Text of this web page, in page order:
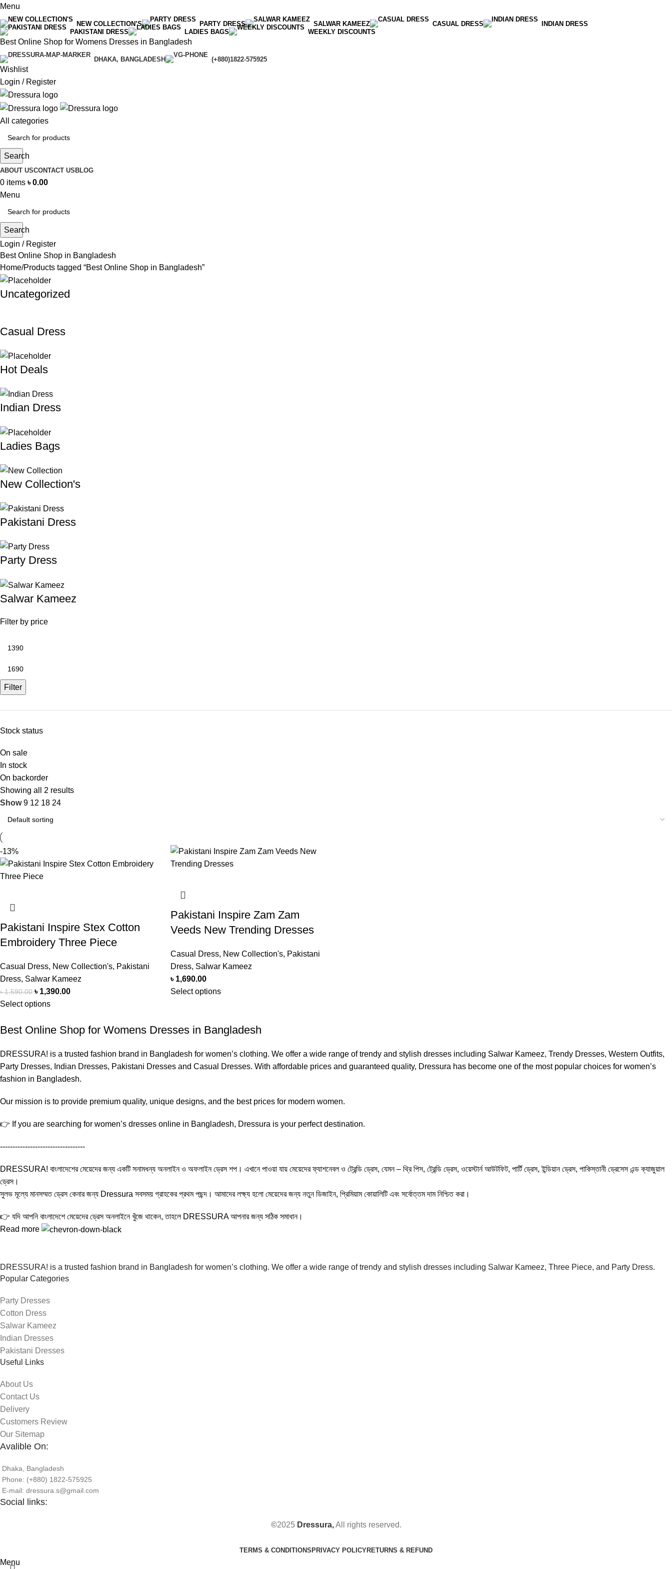
Menu
NEW COLLECTION’S PARTY DRESS SALWAR KAMEEZ CASUAL DRESS
INDIAN DRESS
PAKISTANI DRESS
LADIES BAGS WEEKLY DISCOUNTS
Best Online Shop for Womens Dresses in Bangladesh
DHAKA, BANGLADESH (+880)1822-575925
Wishlist
Login / Register
All categories
Search
ABOUT USCONTACT USBLOG
0 items ৳0.00
Menu
Search
Login / Register
Best Online Shop in Bangladesh
Home Products tagged “Best Online Shop in Bangladesh”
Uncategorized
Casual Dress
Hot Deals
Indian Dress
Ladies Bags
New Collection's
Pakistani Dress
Party Dress
Salwar Kameez
Filter by price
Filter
Stock status
On sale
In stock
On backorder
Showing all 2 results
Show9 12 18 24
-13%
Pakistani Inspire Stex Cotton
Embroidery Three Piece
Casual Dress, New Collection's, Pakistani
Dress, Salwar Kameez
৳1,590.00 ৳ 1,390.00
Select options
Pakistani Inspire Zam Zam
Veeds New Trending Dresses
Casual Dress, New Collection's, Pakistani
Dress, Salwar Kameez
৳ 1,690.00
Select options
Best Online Shop for Womens Dresses in Bangladesh
DRESSURA! is a trusted fashion brand in Bangladesh for women’s clothing. We offer a wide range of trendy and stylish dresses including Salwar Kameez, Trendy Dresses, Western Outfits,
Party Dresses, Indian Dresses, Pakistani Dresses and Casual Dresses. With affordable prices and guaranteed quality, Dressura has become one of the most popular choices for women’s
fashion in Bangladesh.
Our mission is to provide premium quality, unique designs, and the best prices for modern women.
👉 If you are searching for women’s dresses online in Bangladesh, Dressura is your perfect destination.
----------------------------------
DRESSURA! বাংলাদেশের মেয়েদের জন্য একটি সনামধন্য অনলাইন ও অফলাইন ড্রেস শপ। এখানে পাওয়া যায় মেয়েদের ফ্যাশনেবল ও ট্রেন্ডি ড্রেস, যেমন – থ্রি পিস, ট্রেন্ডি ড্রেস, ওয়েস্টার্ন আউটফিট, পার্টি ড্রেস, ইন্ডিয়ান ড্রেস, পাকিস্তানী ড্রেসেস এন্ড ক্যাজুয়াল
ড্রেস।
সুলভ মূল্যে মানসম্মত ড্রেস কেনার জন্য Dressura সবসময় গ্রাহকের প্রথম পছন্দ। আমাদের লক্ষ্য হলো মেয়েদের জন্য নতুন ডিজাইন, প্রিমিয়াম কোয়ালিটি এবং সর্বোত্তম দাম নিশ্চিত করা।
👉 যদি আপনি বাংলাদেশে মেয়েদের ড্রেস অনলাইনে খুঁজে থাকেন, তাহলে DRESSURA আপনার জন্য সঠিক সমাধান।
Read more
DRESSURA! is a trusted fashion brand in Bangladesh for women’s clothing. We offer a wide range of trendy and stylish dresses including Salwar Kameez, Three Piece, and Party Dress.
Popular Categories
Party Dresses
Cotton Dress
Salwar Kameez
Indian Dresses
Pakistani Dresses
Useful Links
About Us
Contact Us
Delivery
Customers Review
Our Sitemap
Avalible On:
Dhaka, Bangladesh
Phone: (+880) 1822-575925
E-mail: dressura.s@gmail.com
Social links:
©2025 Dressura,All rights reserved.
TERMS & CONDITIONS PRIVACY POLICYRETURNS & REFUND
Menu